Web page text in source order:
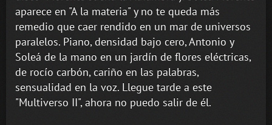
aparece en "A la materia" y no te queda más
remedio que caer rendido en un mar de universos
paralelos. Piano, densidad bajo cero, Antonio y
Soleá de la mano en un jardín de flores eléctricas,
de rocío carbón, cariño en las palabras,
sensualidad en la voz. Llegue tarde a este
"Multiverso II", ahora no puedo salir de él.